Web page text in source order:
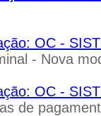
OC -
- Nova
OC -
de